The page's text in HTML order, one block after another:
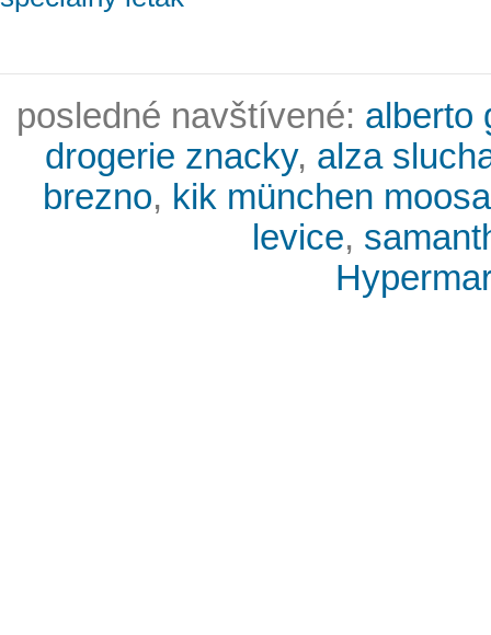
posledné navštívené: alberto
drogerie znacky, alza
brezno, kik münchen
levice,